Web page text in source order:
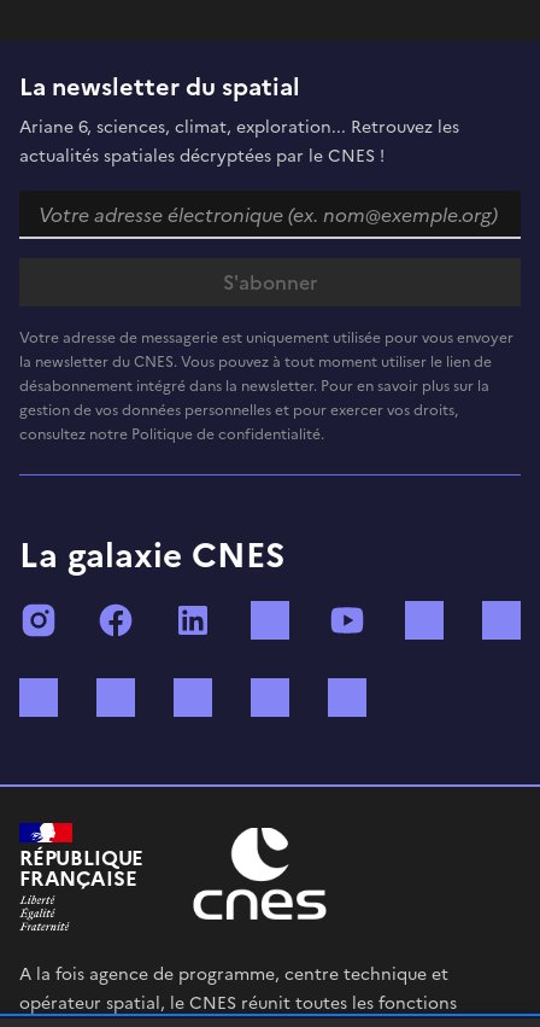
La newsletter du spatial
Ariane 6, sciences, climat, exploration... Retrouvez les
actualités spatiales décryptées par le CNES !
Votre adresse de messagerie est uniquement utilisée pour vous envoyer
la newsletter du CNES. Vous pouvez à tout moment utiliser le lien de
désabonnement intégré dans la newsletter. Pour en savoir plus sur la
gestion de vos données personnelles et pour exercer vos droits,
consultez notre Politique de confidentialité.
La galaxie CNES
InstagramFacebook TikTok
RÉPUBLIQUE
FRANÇAISE
A la fois agence de programme, centre technique et
opérateur spatial, le CNES réunit toutes les fonctions